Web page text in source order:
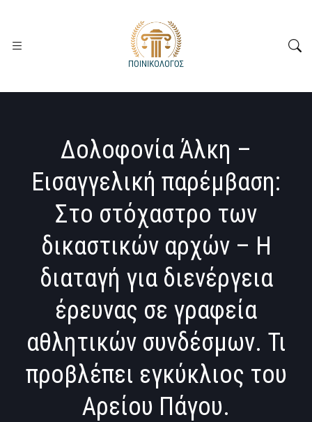
Δολοφονία Άλκη –
Εισαγγελική παρέμβαση:
Στο στόχαστρο των
δικαστικών αρχών – Η
διαταγή για διενέργεια
έρευνας σε γραφεία
αθλητικών συνδέσμων. Τι
προβλέπει εγκύκλιος του
Αρείου Πάγου.